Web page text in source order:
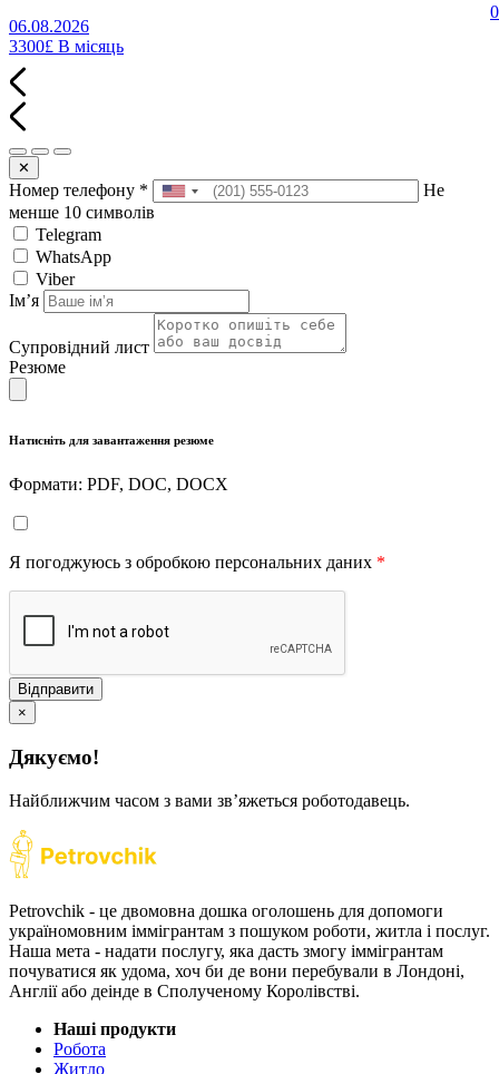
06.08.2026
3300£ В місяць
✕
Номер телефону *
Не
менше 10 символів
Telegram
WhatsApp
Viber
Імʼя
Супровідний лист
Резюме
Натисніть для завантаження резюме
Формати: PDF, DOC, DOCX
Я погоджуюсь з обробкою персональних даних *
Відправити
×
Дякуємо!
Найближчим часом з вами звʼяжеться роботодавець.
Petrovchik - це двомовна дошка оголошень для допомоги
україномовним іммігрантам з пошуком роботи, житла і послуг.
Наша мета - надати послугу, яка дасть змогу іммігрантам
почуватися як удома, хоч би де вони перебували в Лондоні,
Англії або деінде в Сполученому Королівстві.
Наші продукти
Робота
Житло